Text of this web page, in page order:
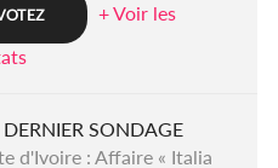
+ Voir les
DERNIER SONDAGE
d'Ivoire : Affaire « Italia